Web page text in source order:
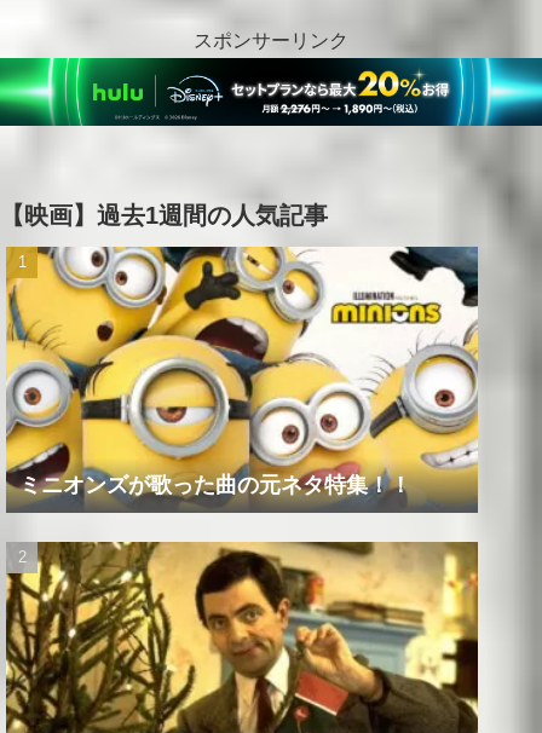
スポンサーリンク
【映画】過去1週間の人気記事
ミニオンズが歌った曲の元ネタ特集！！